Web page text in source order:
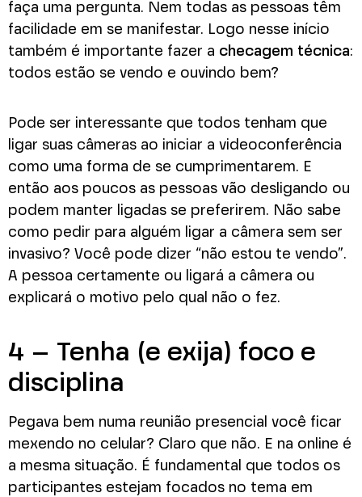
faça uma pergunta. Nem todas as pessoas têm
facilidade em se manifestar. Logo nesse início
também é importante fazer a checagem técnica:
todos estão se vendo e ouvindo bem?
Pode ser interessante que todos tenham que
ligar suas câmeras ao iniciar a videoconferência
como uma forma de se cumprimentarem. E
então aos poucos as pessoas vão desligando ou
podem manter ligadas se preferirem. Não sabe
como pedir para alguém ligar a câmera sem ser
invasivo? Você pode dizer “não estou te vendo”.
A pessoa certamente ou ligará a câmera ou
explicará o motivo pelo qual não o fez.
4 – Tenha (e exija) foco e
disciplina
Pegava bem numa reunião presencial você ficar
mexendo no celular? Claro que não. E na online é
a mesma situação. É fundamental que todos os
participantes estejam focados no tema em